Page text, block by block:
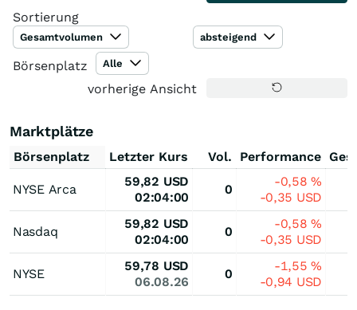
Sortierung
Gesamtvolumen absteigend
Börsenplatz Alle
vorherige Ansicht
Marktplätze
Börsenplatz Letzter Kurs Vol. Performance
NYSE Arca
59,82 USD
02:04:00
0
-0,58%
-0,35 USD
Nasdaq
59,82 USD
02:04:00
0
-0,58%
-0,35 USD
NYSE
59,78 USD
06.08.26
0
-1,55%
-0,94 USD